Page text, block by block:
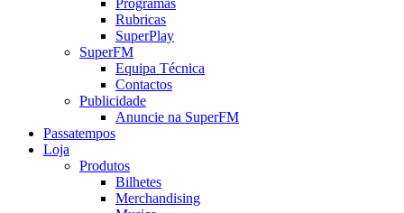
Programas
Rubricas
SuperPlay
SuperFM
Equipa Técnica
Contactos
Publicidade
Anuncie na SuperFM
Passatempos
Loja
Produtos
Bilhetes
Merchandising